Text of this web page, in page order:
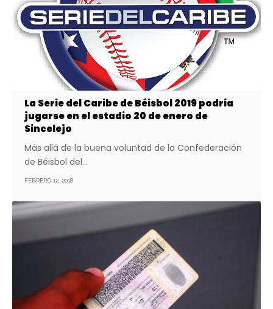
La Serie del Caribe de Béisbol 2019 podría
jugarse en el estadio 20 de enero de
Sincelejo
Más allá de la buena voluntad de la Confederación
de Béisbol del…
FEBRERO 12, 2018